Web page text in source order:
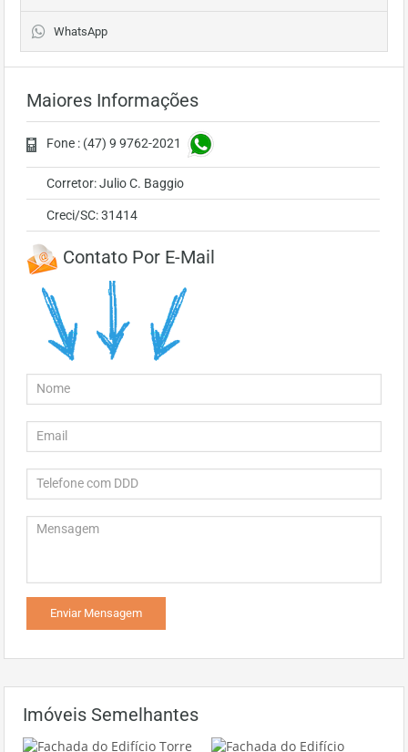
WhatsApp
Maiores Informações
Fone : (47) 9 9762-2021
Corretor: Julio C. Baggio
Creci/SC: 31414
Contato Por E-Mail
Imóveis Semelhantes